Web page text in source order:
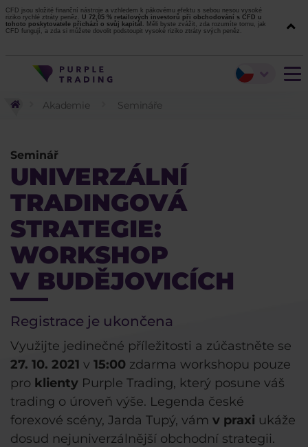
CFD jsou složité finanční nástroje a vzhledem k pákovému efektu s sebou nesou vysoké
riziko rychlé ztráty peněz. U 72,05 % retailových investorů při obchodování s CFD u
tohoto poskytovatele přichází o svůj kapitál. Měli byste zvážit, zda rozumíte tomu, jak
CFD fungují, a zda si můžete dovolit podstoupit vysoké riziko ztráty svých peněz.
Akademie Semináře
Seminář
UNIVERZÁLNÍ
TRADINGOVÁ
STRATEGIE:
WORKSHOP
V BUDĚJOVICÍCH
Registrace je ukončena
Využijte jedinečné příležitosti a zúčastněte se
27. 10. 2021 v 15:00 zdarma workshopu pouze
pro klienty Purple Trading, který posune váš
trading o úroveň výše. Legenda české
forexové scény, Jarda Tupý, vám v praxi ukáže
dosud nejuniverzálnější obchodní strategii.